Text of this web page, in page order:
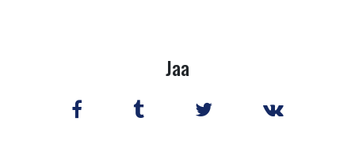
Jaa